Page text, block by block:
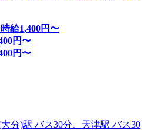
時給1,400円〜
円〜
円〜
分)駅 バス30分、天津駅 バス30